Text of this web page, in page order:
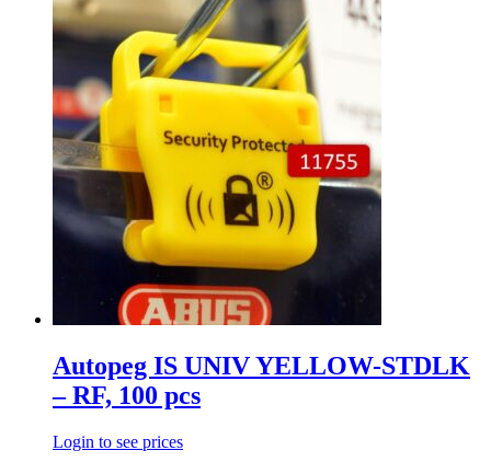
Autopeg IS UNIV YELLOW-STDLK
– RF, 100 pcs
Login to see prices